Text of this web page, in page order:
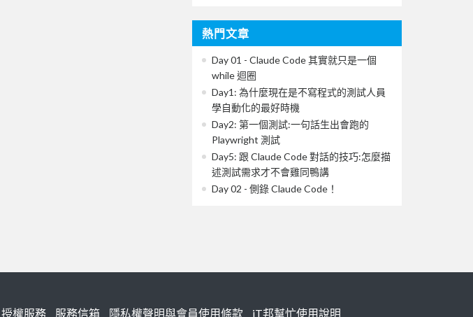
熱門文章
Day 01 - Claude Code 其實就只是一個
while 迴圈
Day1: 為什麼現在是不寫程式的測試人員
學自動化的最好時機
Day2: 第一個測試:一句話生出會跑的
Playwright 測試
Day5: 跟 Claude Code 對話的技巧:怎麼描
述測試需求才不會雞同鴨講
Day 02 - 側錄 Claude Code！
授權服務 服務信箱 隱私權聲明與會員使用條款 iT邦幫忙使用說明